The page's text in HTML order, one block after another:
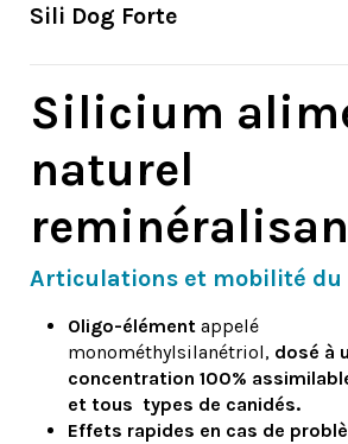
Sili Dog Forte
Silicium
naturel
Articulations et mobilité du
Oligo-élément appelé
monométhylsilanétriol, dosé à
concentration 100%
et tous types de canidés.
Effets rapides en cas de